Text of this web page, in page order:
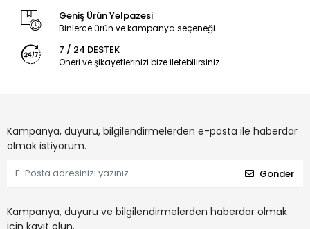
Geniş Ürün Yelpazesi
Binlerce ürün ve kampanya seçeneği
7 / 24 DESTEK
Öneri ve şikayetlerinizi bize iletebilirsiniz.
Kampanya, duyuru, bilgilendirmelerden e-posta ile haberdar
olmak istiyorum.
Gönder
Kampanya, duyuru ve bilgilendirmelerden haberdar olmak
için kayıt olun.